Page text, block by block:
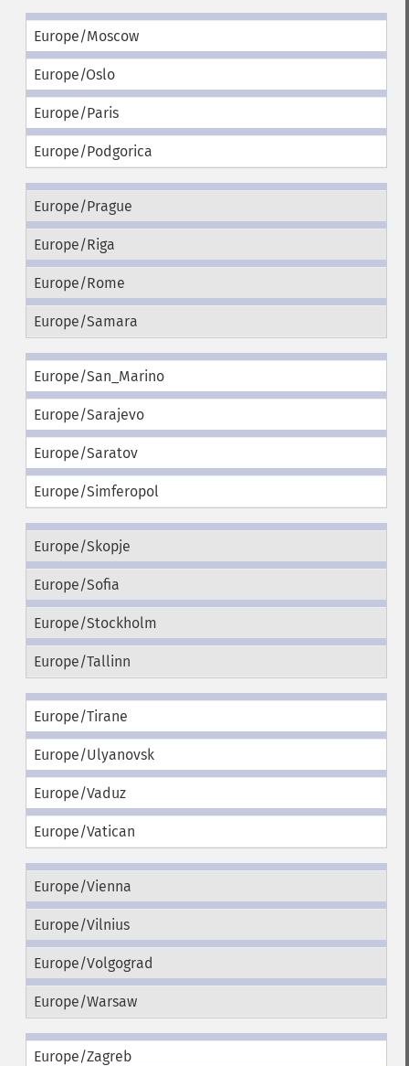
Europe/Moscow
Europe/Oslo
Europe/Paris
Europe/Podgorica
Europe/Prague
Europe/Riga
Europe/Rome
Europe/Samara
Europe/San_Marino
Europe/Sarajevo
Europe/Saratov
Europe/Simferopol
Europe/Skopje
Europe/Sofia
Europe/Stockholm
Europe/Tallinn
Europe/Tirane
Europe/Ulyanovsk
Europe/Vaduz
Europe/Vatican
Europe/Vienna
Europe/Vilnius
Europe/Volgograd
Europe/Warsaw
Europe/Zagreb